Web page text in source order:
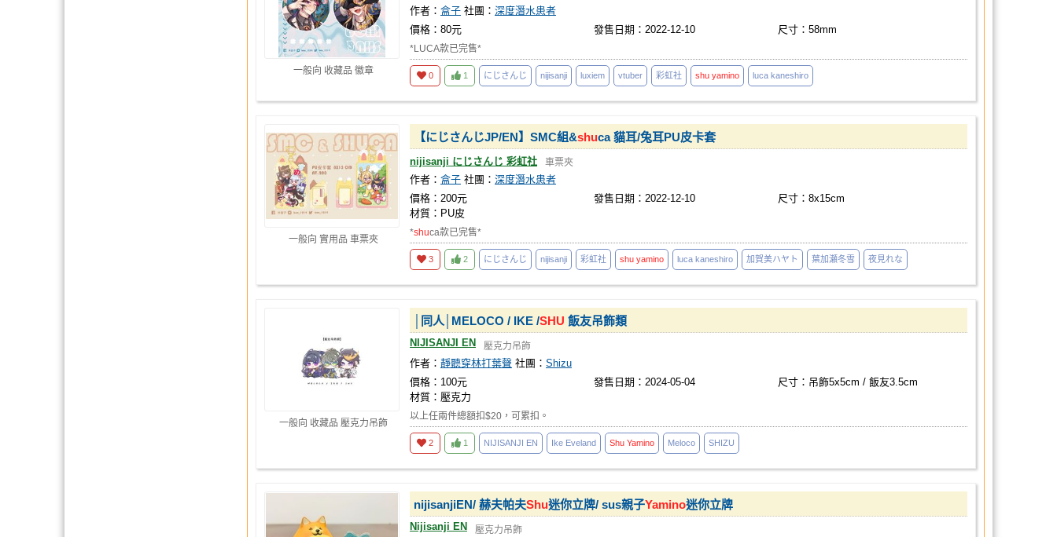
一般向 收藏品 徽章
作者： 盒子 社團： 深度潛水患者
價格：80元
發售日期：2022-12-10 尺寸：58mm
*LUCA款已完售*
0 1 にじさんじ nijisanji luxiem vtuber 彩虹社 shu yamino luca kaneshiro
一般向 實用品 車票夾
【にじさんじJP/EN】SMC組&shuca 貓耳/兔耳PU皮卡套
nijisanji にじさんじ 彩虹社 車票夾
作者： 盒子 社團： 深度潛水患者
價格：200元
發售日期：2022-12-10
尺寸：8x15cm
材質：PU皮
*shuca款已完售*
3 2 にじさんじ nijisanji 彩虹社 shu yamino luca kaneshiro 加賀美ハヤト 葉加瀬冬雪 夜見れな
一般向 收藏品 壓克力吊飾
│同人│MELOCO / IKE /SHU 飯友吊飾類
NIJISANJI EN 壓克力吊飾
作者： 靜聽穿林打葉聲 社團： Shizu
價格：100元
發售日期：2024-05-04
尺寸：吊飾5x5cm / 飯友3.5cm
材質：壓克力
以上任兩件總額扣$20，可累扣。
2 1 NIJISANJI EN Ike Eveland Shu Yamino Meloco SHIZU
nijisanjiEN/ 赫夫帕夫Shu迷你立牌/ sus親子Yamino迷你立牌
Nijisanji EN 壓克力吊飾